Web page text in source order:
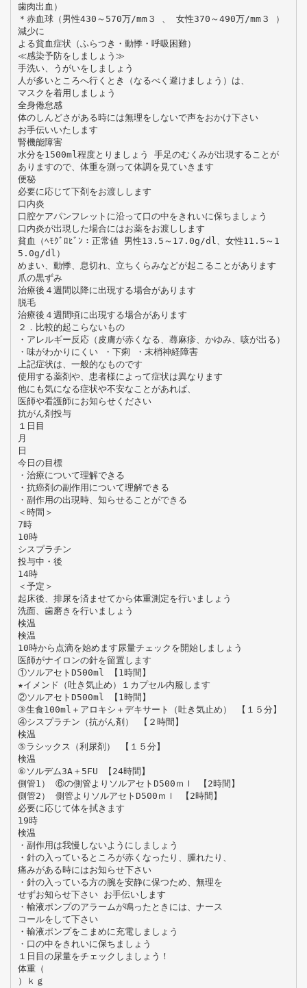
歯肉出血）
＊赤血球（男性430～570万/mm３ 、 女性370～490万/mm３ ）
減少に
よる貧血症状（ふらつき・動悸・呼吸困難）
≪感染予防をしましょう≫
手洗い、うがいをしましょう
人が多いところへ行くとき（なるべく避けましょう）は、
マスクを着用しましょう
全身倦怠感
体のしんどさがある時には無理をしないで声をおかけ下さい
お手伝いいたします
腎機能障害
水分を1500ml程度とりましょう 手足のむくみが出現することが
ありますので、体重を測って体調を見ていきます
便秘
必要に応じて下剤をお渡しします
口内炎
口腔ケアパンフレットに沿って口の中をきれいに保ちましょう
口内炎が出現した場合にはお薬をお渡しします
貧血（ﾍﾓｸﾞﾛﾋﾞﾝ：正常値 男性13.5～17.0g/dl、女性11.5～1
5.0g/dl）
めまい、動悸、息切れ、立ちくらみなどが起こることがあります
爪の黒ずみ
治療後４週間以降に出現する場合があります
脱毛
治療後４週間頃に出現する場合があります
２．比較的起こらないもの
・アレルギー反応（皮膚が赤くなる、蕁麻疹、かゆみ、咳が出る）
・味がわかりにくい ・下痢 ・末梢神経障害
上記症状は、一般的なものです
使用する薬剤や、患者様によって症状は異なります
他にも気になる症状や不安なことがあれば、
医師や看護師にお知らせください
抗がん剤投与
１日目
月
日
今日の目標
・治療について理解できる
・抗癌剤の副作用について理解できる
・副作用の出現時、知らせることができる
＜時間＞
7時
10時
シスプラチン
投与中・後
14時
＜予定＞
起床後、排尿を済ませてから体重測定を行いましょう
洗面、歯磨きを行いましょう
検温
検温
10時から点滴を始めます尿量チェックを開始しましょう
医師がナイロンの針を留置します
①ソルアセトD500ml 【1時間】
★イメンド（吐き気止め）１カプセル内服します
②ソルアセトD500ml 【1時間】
③生食100ml＋アロキシ＋デキサート（吐き気止め） 【１５分】
④シスプラチン（抗がん剤） 【２時間】
検温
⑤ラシックス（利尿剤） 【１５分】
検温
⑥ソルデム3A＋5FU 【24時間】
側管1） ⑥の側管よりソルアセトD500ｍｌ 【2時間】
側管2） 側管よりソルアセトD500ｍｌ 【2時間】
必要に応じて体を拭きます
19時
検温
・副作用は我慢しないようにしましょう
・針の入っているところが赤くなったり、腫れたり、
痛みがある時にはお知らせ下さい
・針の入っている方の腕を安静に保つため、無理を
せずお知らせ下さい お手伝いします
・輸液ポンプのアラームが鳴ったときには、ナース
コールをして下さい
・輸液ポンプをこまめに充電しましょう
・口の中をきれいに保ちましょう
１日目の尿量をチェックしましょう！
体重（
）ｋｇ